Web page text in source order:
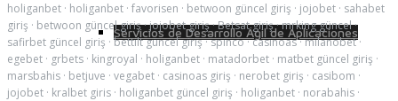
Servicios de Desarrollo Ágil de Aplicaciones
holiganbet · holiganbet · favorisen · betwoon güncel giriş · jojobet · sahabet
giriş · betwoon güncel giriş·jojobet giriş·Betsat giriş·mrking güncel·
safirbet güncel giriş · bettilt güncel giriş·spinco·casinoas·milanobet·
egebet · grbets · kingroyal · holiganbet · matadorbet · matbet güncel giriş ·
marsbahis · betjuve · vegabet · casinoas giriş · nerobet giriş · casibom ·
jojobet · kralbet giris · holiganbet güncel giriş · holiganbet · norabahis ·